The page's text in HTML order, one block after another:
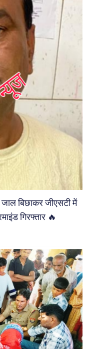
बिछाकर जीएसटी में
गिरफ्तार 🔥